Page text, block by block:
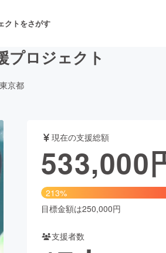
クトをさがす
パフォーマンス
・飲食店 ファ
・漫画
ーティー・ヘルスケア
プロジェクト
東京都
現在の支援総額
533,000
213%
目標金額は250,000円
支援者数